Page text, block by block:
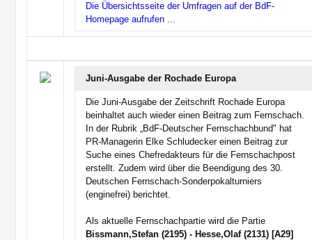
Die Übersichtsseite der Umfragen auf der BdF-
Homepage aufrufen ...
Juni-Ausgabe der Rochade Europa
Die Juni-Ausgabe der Zeitschrift Rochade Europa
beinhaltet auch wieder einen Beitrag zum Fernschach.
In der Rubrik „BdF-Deutscher Fernschachbund" hat
PR-Managerin Elke Schludecker einen Beitrag zur
Suche eines Chefredakteurs für die Fernschachpost
erstellt. Zudem wird über die Beendigung des 30.
Deutschen Fernschach-Sonderpokalturniers
(enginefrei) berichtet.
Als aktuelle Fernschachpartie wird die Partie
Bissmann,Stefan (2195) - Hesse,Olaf (2131) [A29]